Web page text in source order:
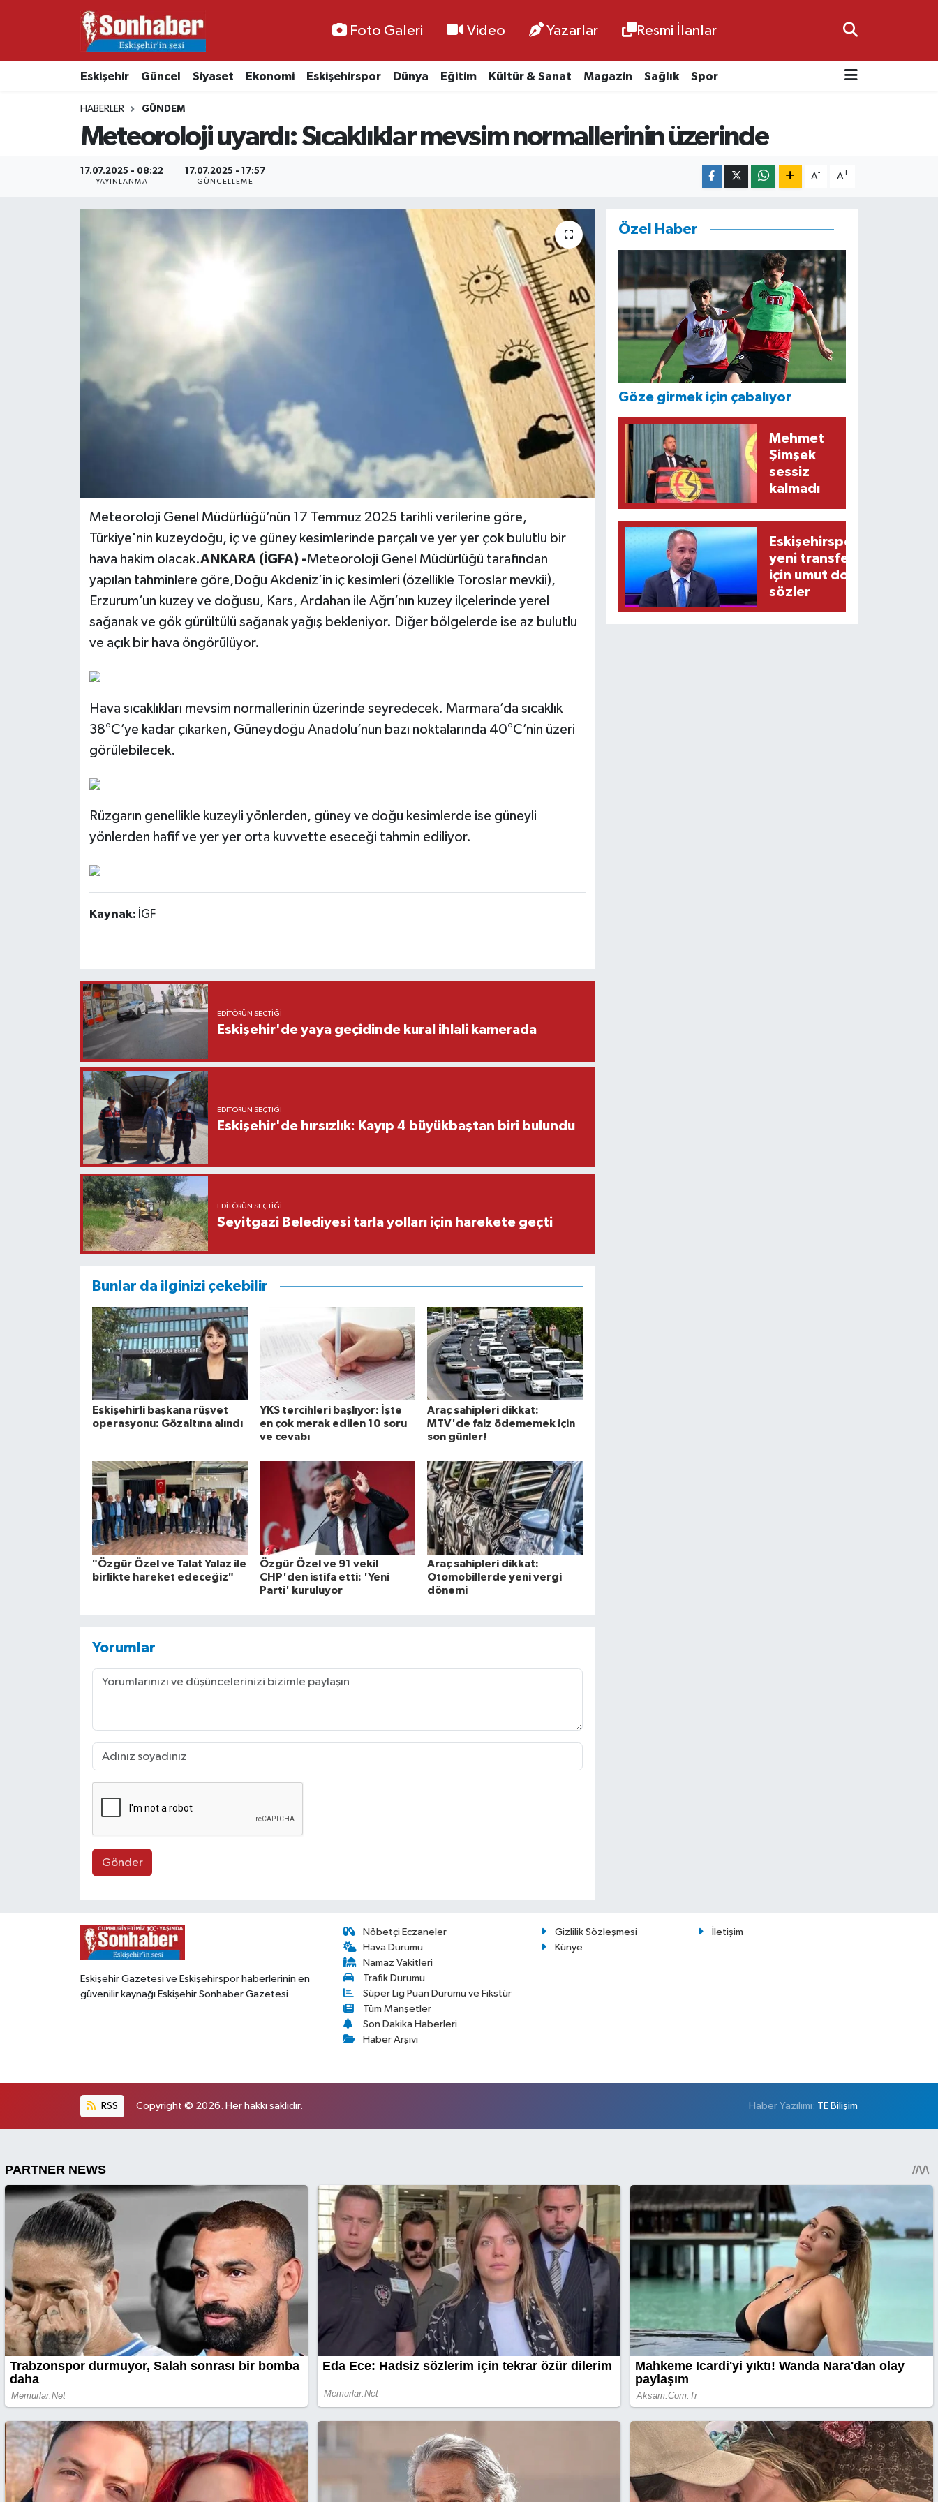
Foto Galeri Video Yazarlar Resmi İlanlar
Eskişehir Güncel Siyaset Ekonomi Eskişehirspor Dünya Eğitim Kültür & Sanat Magazin Sağlık Spor
HABERLER GÜNDEM
Meteoroloji uyardı: Sıcaklıklar mevsim normallerinin üzerinde
17.07.2025 - 08:22
YAYINLANMA
17.07.2025 - 17:57
GÜNCELLEME
A- A+
Meteoroloji Genel Müdürlüğü’nün 17 Temmuz 2025 tarihli verilerine göre,
Türkiye'nin kuzeydoğu, iç ve güney kesimlerinde parçalı ve yer yer çok bulutlu bir
hava hakim olacak.ANKARA (İGFA) -Meteoroloji Genel Müdürlüğü tarafından
yapılan tahminlere göre,Doğu Akdeniz’in iç kesimleri (özellikle Toroslar mevkii),
Erzurum’un kuzey ve doğusu, Kars, Ardahan ile Ağrı’nın kuzey ilçelerinde yerel
sağanak ve gök gürültülü sağanak yağış bekleniyor. Diğer bölgelerde ise az bulutlu
ve açık bir hava öngörülüyor.
Hava sıcaklıkları mevsim normallerinin üzerinde seyredecek. Marmara’da sıcaklık
38°C’ye kadar çıkarken, Güneydoğu Anadolu’nun bazı noktalarında 40°C’nin üzeri
görülebilecek.
Rüzgarın genellikle kuzeyli yönlerden, güney ve doğu kesimlerde ise güneyli
yönlerden hafif ve yer yer orta kuvvette eseceği tahmin ediliyor.
Kaynak: İGF
EDITÖRÜN SEÇTIĞI
Eskişehir'de yaya geçidinde kural ihlali kamerada
EDITÖRÜN SEÇTIĞI
Eskişehir'de hırsızlık: Kayıp 4 büyükbaştan biri bulundu
EDITÖRÜN SEÇTIĞI
Seyitgazi Belediyesi tarla yolları için harekete geçti
Bunlar da ilginizi çekebilir
Eskişehirli başkana rüşvet
operasyonu: Gözaltına alındı
YKS tercihleri başlıyor: İşte
en çok merak edilen 10 soru
ve cevabı
Araç sahipleri dikkat:
MTV'de faiz ödememek için
son günler!
"Özgür Özel ve Talat Yalaz ile
birlikte hareket edeceğiz"
Özgür Özel ve 91 vekil
CHP'den istifa etti: 'Yeni
Parti' kuruluyor
Araç sahipleri dikkat:
Otomobillerde yeni vergi
dönemi
Yorumlar
Gönder
Özel Haber
Göze girmek için çabalıyor
Mehmet
Şimşek
sessiz
kalmadı
Eskişehirspor’un
yeni transferi
için umut dolu
sözler
Eskişehir Gazetesi ve Eskişehirspor haberlerinin en
güvenilir kaynağı Eskişehir Sonhaber Gazetesi
Nöbetçi Eczaneler
Hava Durumu
Namaz Vakitleri
Trafik Durumu
Süper Lig Puan Durumu ve Fikstür
Tüm Manşetler
Son Dakika Haberleri
Haber Arşivi
Gizlilik Sözleşmesi
İletişim
Künye
RSS Copyright © 2026. Her hakkı saklıdır. Haber Yazılımı: TE Bilişim
Ekonomi
Nöbetçi Eczaneler
Namaz Vakitleri